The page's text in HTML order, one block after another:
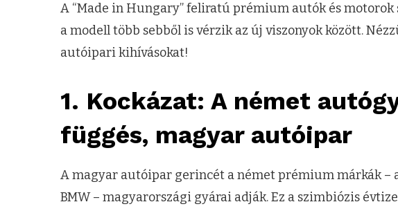
A “Made in Hungary” feliratú prémium autók és
a modell több sebből is vérzik az új viszonyok között.
autóipari kihívásokat!
1. Kockázat: A német
függés, magyar autóipar
A magyar autóipar gerincét a német prémium márkák –
BMW – magyarországi gyárai adják. Ez a szimbiózis